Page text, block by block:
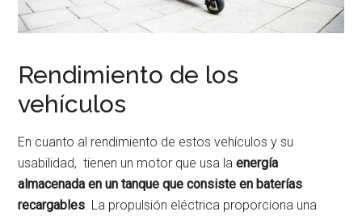
Rendimiento de los
vehículos
En cuanto al rendimiento de estos vehículos y su
usabilidad, tienen un motor que usa laenergía
almacenada en un tanque que consiste en baterías
recargables . La propulsión eléctrica proporciona una